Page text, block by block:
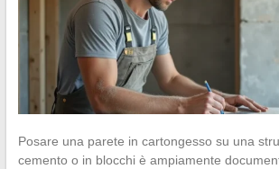
Posare una parete in cartongesso su una
cemento o in blocchi è ampiamente